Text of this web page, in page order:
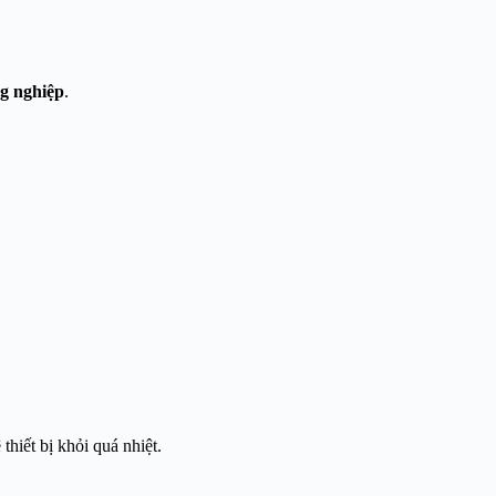
nghiệp.
bị khỏi quá nhiệt.